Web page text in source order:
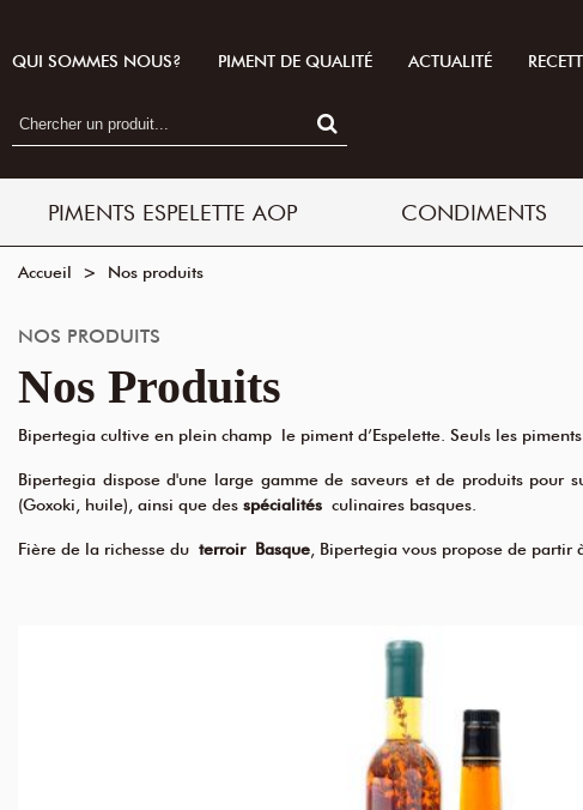
QUI SOMMES NOUS?
PIMENT DE QUALITÉ ACTUALITÉ
PIMENTS ESPELETTE AOP CONDIMENTS
Accueil > Nos produits
NOS PRODUITS
Nos Produits
Bipertegia cultive en plein champ le piment d’Espelette. Seuls les
Bipertegia dispose d'une large gamme de saveurs et de produits pour
(Goxoki, huile), ainsi que des spécialités culinaires basques.
Fière de la richesse du terroir Basque , Bipertegia vous propose de